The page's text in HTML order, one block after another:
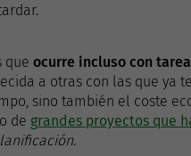
que ocurre incluso con
a otras con las que ya
sino también el coste
de grandes proyectos que
.